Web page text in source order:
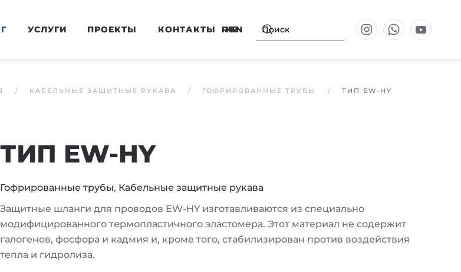
УСЛУГИ ПРОЕКТЫ КОНТАКТЫ RU
KZ
EN
КАБЕЛЬНЫЕ ЗАЩИТНЫЕ РУКАВА ГОФРИРОВАННЫЕ ТРУБЫ ТИП EW-HY
ТИП EW-HY
Гофрированные трубы, Кабельные защитные рукава
Защитные шланги для проводов EW-HY изготавливаются из специально
модифицированного термопластичного эластомера. Этот материал не содержит
галогенов, фосфора и кадмия и, кроме того, стабилизирован против воздействия
тепла и гидролиза.